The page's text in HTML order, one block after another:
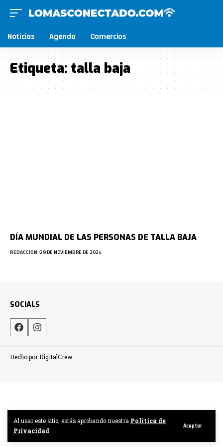
Al usar este sitio, estás aprobando nuestra Politica de
Privacidad
Aceptar
Noticias Agenda Comercios
Etiqueta:talla baja
DÍA MUNDIAL DE LAS PERSONAS DE TALLA BAJA
REDACCION 29 DE NOVIEMBRE DE 2024
SOCIALS
Hecho por DigitalCrew